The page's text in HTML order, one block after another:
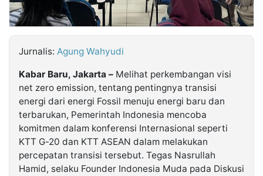
2026
Jurnalis: Agung Wahyudi
Kabar Baru, Jakarta – Melihat perkembangan visi
net zero emission, tentang pentingnya transisi
energi dari energi Fossil menuju energi baru dan
terbarukan, Pemerintah Indonesia mencoba
komitmen dalam konferensi Internasional seperti
KTT G-20 dan KTT ASEAN dalam melakukan
percepatan transisi tersebut. Tegas Nasrullah
Hamid, selaku Founder Indonesia Muda pada Diskusi